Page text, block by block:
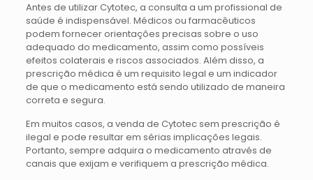
Antes de utilizar Cytotec, a consulta a um profissional de
saúde é indispensável. Médicos ou farmacêuticos
podem fornecer orientações precisas sobre o uso
adequado do medicamento, assim como possíveis
efeitos colaterais e riscos associados. Além disso, a
prescrição médica é um requisito legal e um indicador
de que o medicamento está sendo utilizado de maneira
correta e segura.
Em muitos casos, a venda de Cytotec sem prescrição é
ilegal e pode resultar em sérias implicações legais.
Portanto, sempre adquira o medicamento através de
canais que exijam e verifiquem a prescrição médica.